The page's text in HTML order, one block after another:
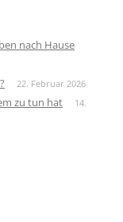
nach Hause
22. Februar 2026
zu tun hat
14.